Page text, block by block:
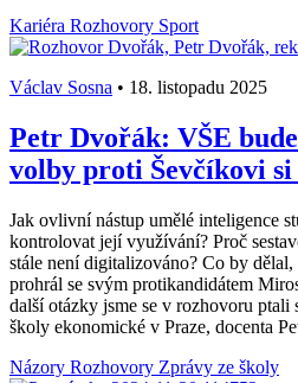
Kariéra Rozhovory Sport
Václav Sosna • 18. listopadu 2025
Petr Dvořák: VŠE
volby proti Ševčíkovi
Jak ovlivní nástup umělé inteligence
kontrolovat její využívání? Proč
stále není digitalizováno? Co by
prohrál se svým protikandidátem
další otázky jsme se v rozhovoru ptali
školy ekonomické v Praze, docenta
Názory Rozhovory Zprávy ze školy